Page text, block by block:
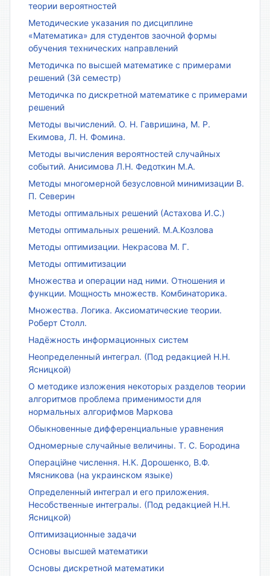
теории вероятностей
Методические указания по дисциплине
«Математика» для студентов заочной формы
обучения технических направлений
Методичка по высшей математике с примерами
решений (3й семестр)
Методичка по дискретной математике с примерами
решений
Методы вычислений. О. Н. Гавришина, М. Р.
Екимова, Л. Н. Фомина.
Методы вычисления вероятностей случайных
событий. Анисимова Л.Н. Федоткин М.А.
Методы многомерной безусловной минимизации В.
П. Северин
Методы оптимальных решений (Астахова И.С.)
Методы оптимальных решений. М.А.Козлова
Методы оптимизации. Некрасова М. Г.
Методы оптимитизации
Множества и операции над ними. Отношения и
функции. Мощность множеств. Комбинаторика.
Множества. Логика. Аксиоматические теории.
Роберт Столл.
Надёжность информационных систем
Неопределенный интеграл. (Под редакцией Н.Н.
Ясницкой)
О методике изложения некоторых разделов теории
алгоритмов проблема применимости для
нормальных алгорифмов Маркова
Обыкновенные дифференциальные уравнения
Одномерные случайные величины. Т. С. Бородина
Операційне числення. Н.К. Дорошенко, В.Ф.
Мясникова (на украинском языке)
Определенный интеграл и его приложения.
Несобственные интегралы. (Под редакцией Н.Н.
Ясницкой)
Оптимизационные задачи
Основы высшей математики
Основы дискретной математики